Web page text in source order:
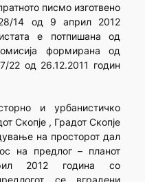
писмо изготвено
14 од 9 април 2012
е потпишана од
формирана од
22 од 26.12.2011 годин
и урбанистичко
Скопје , Градот Скопје
на просторот дал
на предлог – планот
2012 година со